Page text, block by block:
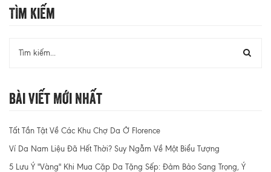
Tìm Kiếm
Bài Viết Mới Nhất
Tất Tần Tật Về Các Khu Chợ Da Ở Florence
Ví Da Nam Liệu Đã Hết Thời? Suy Ngẫm Về Một Biểu Tượng
5 Lưu Ý "Vàng" Khi Mua Cặp Da Tặng Sếp: Đảm Bảo Sang Trọng, Ý